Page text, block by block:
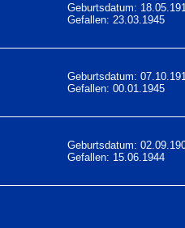
Geburtsdatum:
Gefallen: 23.03.1945
Geburtsdatum:
Gefallen: 00.01.1945
Geburtsdatum:
Gefallen: 15.06.1944